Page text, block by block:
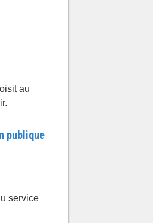
au
publique
service